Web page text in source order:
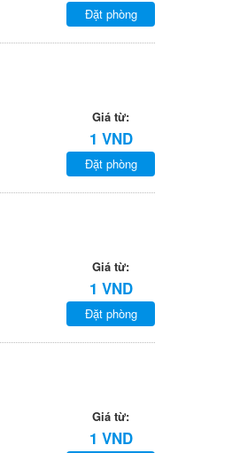
Đặt phòng
Giá từ:
1 VND
Đặt phòng
Giá từ:
1 VND
Đặt phòng
Giá từ:
1 VND